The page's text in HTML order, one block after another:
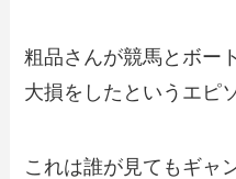
粗品さんが競馬とボー
大損をしたというエピ
これは誰が見てもギャ